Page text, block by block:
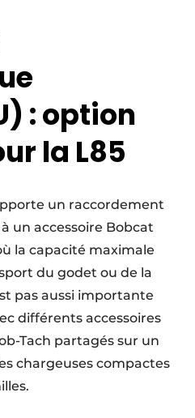
: option
la L85
un raccordement
un accessoire Bobcat
la capacité maximale
du godet ou de la
pas aussi importante
différents accessoires
Tach partagés sur un
chargeuses compactes